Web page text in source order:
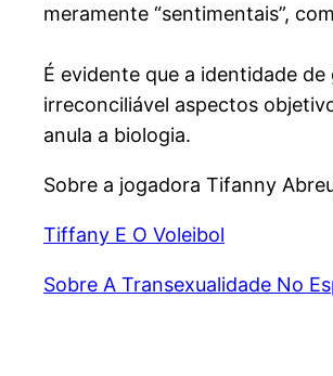
meramente “sentimentais”,
É evidente que a identidade
irreconciliável aspectos
anula a biologia.
Sobre a jogadora Tifanny
Tiffany E O Voleibol
Sobre A Transexualidade No